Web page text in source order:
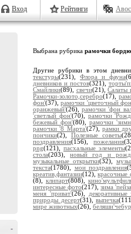
Вход Рейтинги
-
Выбрана рубрика рамочки
Другие рубрики в этом
текстуры(231), Флора и фауна
дневников и постов(321),
Смайлики(89), свечи(21),Салаты
Рамочки-золото,серебро(17),
фон'(37),рамочки 'цветочный
оранжевый'(26),рамочки 'фон
'светлый фон'(70), рамочки
бежевый фон'(80), рамочки
рамочки '8 Марта'(27), рамки
пончики(2), Полезные советы
поздравления(156),пожелания
png(121), пасхальные элементы
стола(203),новый год и
музыкальные открытки(32),
текста(1780), мои поздравления
креатив,фантазии(12),красочные
(8), клипарт(808),
интересные фото(217),зима
меня 'приват'(26),
декоративные
природы десерт(31),выпечка
мире животных(26),